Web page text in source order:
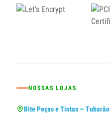
NOSSAS LOJAS
Bite Peças e Tintas — Tubarão